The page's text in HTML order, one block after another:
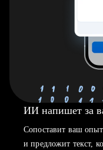
ИИ напишет за
Сопоставит ваш
и предложит текст,